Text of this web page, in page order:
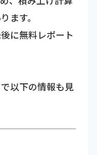
ます。
に無料レポート
以下の情報も見